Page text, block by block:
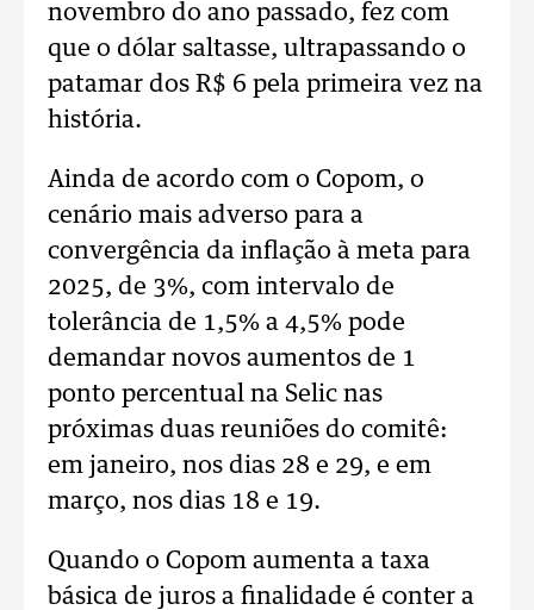
novembro do ano passado, fez com
que o dólar saltasse, ultrapassando o
patamar dos R$ 6 pela primeira vez na
história.
Ainda de acordo com o Copom, o
cenário mais adverso para a
convergência da inflação à meta para
2025, de 3%, com intervalo de
tolerância de 1,5% a 4,5% pode
demandar novos aumentos de 1
ponto percentual na Selic nas
próximas duas reuniões do comitê:
em janeiro, nos dias 28 e 29, e em
março, nos dias 18 e 19.
Quando o Copom aumenta a taxa
básica de juros a finalidade é conter a